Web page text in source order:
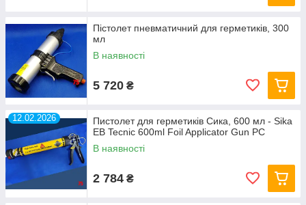
Пістолет пневматичний для герметиків, 300
мл
В наявності
5 720 ₴
12.02.2026
Пистолет для герметиків Сика, 600 мл - Sika
EB Tecnic 600ml Foil Applicator Gun PC
В наявності
2 784 ₴